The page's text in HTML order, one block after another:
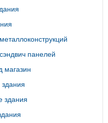
панелей
магазин
здания